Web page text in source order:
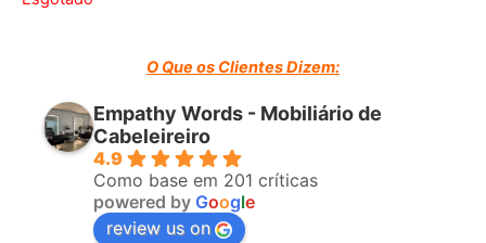
O Que os Clientes Dizem:
Empathy Words - Mobiliário de
Cabeleireiro
4.9
Como base em 201 críticas
powered by Google
review us on